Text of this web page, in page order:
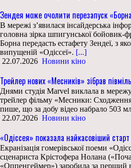
Зендея може очолити перезапуск
В мережі з’явилася інсайдерська
головна зірка шпигунської
Борна передасть естафету Зендеї, з
випущеній «Одіссеї». [...]
22.07.2026 Новини кіно
Трейлер нових «Месників» зібрав
Днями студія Marvel виклала в
трейлер фільму «Месники:
пише, що за добу відео набрало 503
22.07.2026 Новини кіно
«Одіссея» показала найкасовіший старт
Екранізація гомерівської поеми
сценариста Крістофера Нолана
«Оппенгеймер») заробила за перший